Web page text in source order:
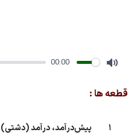
00:00
قطعه ها :
1
پیش‌درآمد، درآمد (دشتی)